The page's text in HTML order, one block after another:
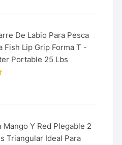
De Labio Para Pesca
Fish Lip Grip Forma T -
Portable 25 Lbs
Mango Y Red Plegable 2
Triangular Ideal Para